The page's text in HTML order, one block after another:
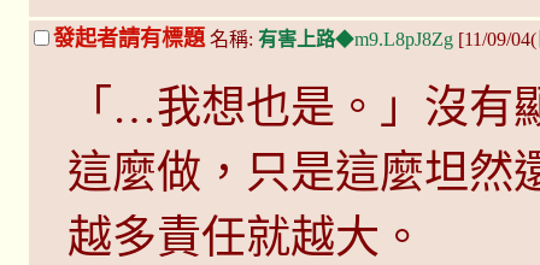
發起者請有標題 名稱: 有害上路◆m9.L8pJ8Zg [11/09/
「…我想也是。」沒有
這麼做，只是這麼坦然
越多責任就越大。